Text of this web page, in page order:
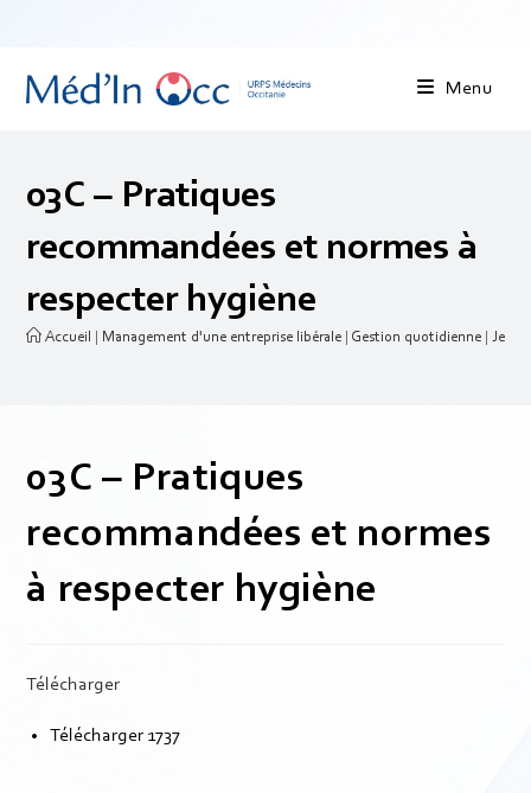
Menu
03C – Pratiques
recommandées et normes à
respecter hygiène
Accueil Management d'une entreprise libérale Gestion quotidienne |Je
03C – Pratiques
recommandées et normes
à respecter hygiène
Télécharger
Télécharger 1737